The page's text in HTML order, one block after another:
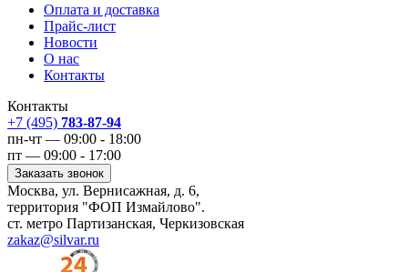
Оплата и доставка
Прайс-лист
Новости
О нас
Контакты
Контакты
+7 (495) 783-87-94
пн-чт — 09:00 - 18:00
пт — 09:00 - 17:00
Заказать звонок
Москва, ул. Вернисажная, д. 6,
территория "ФОП Измайлово".
ст. метро Партизанская, Черкизовская
zakaz@silvar.ru